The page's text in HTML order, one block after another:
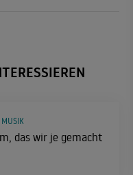
das wir je gemacht